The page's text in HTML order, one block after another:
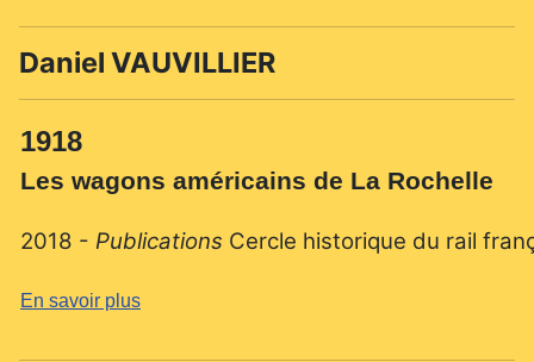
Daniel VAUVILLIER
1918
Les wagons américains de La Rochelle
2018 - Publications Cercle historique du rail
En savoir plus